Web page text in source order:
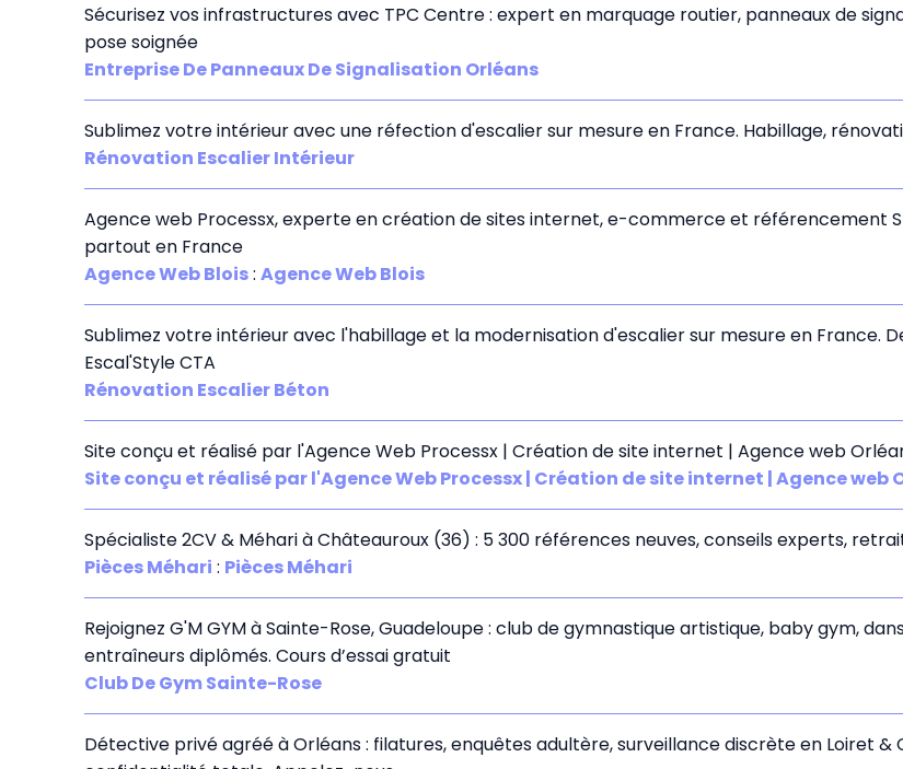
Sécurisez vos infrastructures avec TPC Centre : expert en marquage routier, panneaux de
pose soignée
Entreprise De Panneaux De Signalisation Orléans
Sublimez votre intérieur avec une réfection d'escalier sur mesure en France. Habillage,
Rénovation Escalier Intérieur
Agence web Processx, experte en création de sites internet, e-commerce et référencement
partout en France
Agence Web Blois: Agence Web Blois
Sublimez votre intérieur avec l'habillage et la modernisation d'escalier sur mesure en France.
Escal'Style CTA
Rénovation Escalier Béton
Site conçu et réalisé par l'Agence Web Processx | Création de site internet | Agence web
Site conçu et réalisé par l'Agence Web Processx | Création de site internet | Agence web
Spécialiste 2CV & Méhari à Châteauroux (36) : 5 300 références neuves, conseils experts,
Pièces Méhari : Pièces Méhari
Rejoignez G'M GYM à Sainte-Rose, Guadeloupe : club de gymnastique artistique, baby gym,
entraîneurs diplômés. Cours d’essai gratuit
Club De Gym Sainte-Rose
Détective privé agréé à Orléans : filatures, enquêtes adultère, surveillance discrète en Loiret